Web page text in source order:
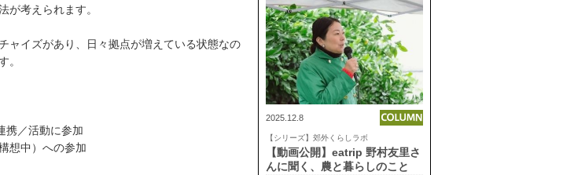
が考えられます。
ャイズがあり、日々拠点が増えている状態なの
。
携／活動に参加
想中）への参加
2025.12.8
【シリーズ】郊外くらしラボ
【動画公開】eatrip 野村友里さ
んに聞く、農と暮らしのこと